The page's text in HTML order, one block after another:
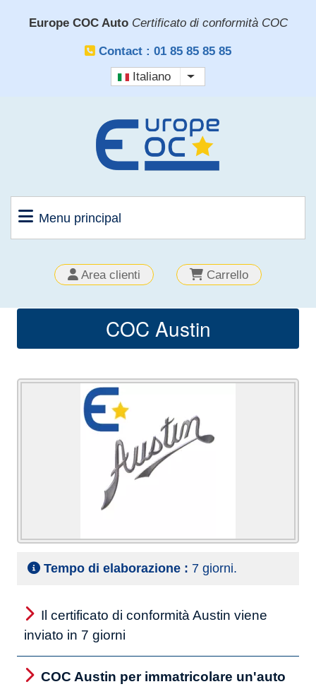
Europe COC Auto Certificato di conformità COC
Contact : 01 85 85 85 85
Italiano
Mostra ulteriori azioni
Menu principal
OUTILS
CLIENT
Area clienti Carrello
COC Austin
Tempo di elaborazione : 7 giorni.
Il certificato di conformità Austin viene
inviato in 7 giorni
COC Austin per immatricolare un'auto